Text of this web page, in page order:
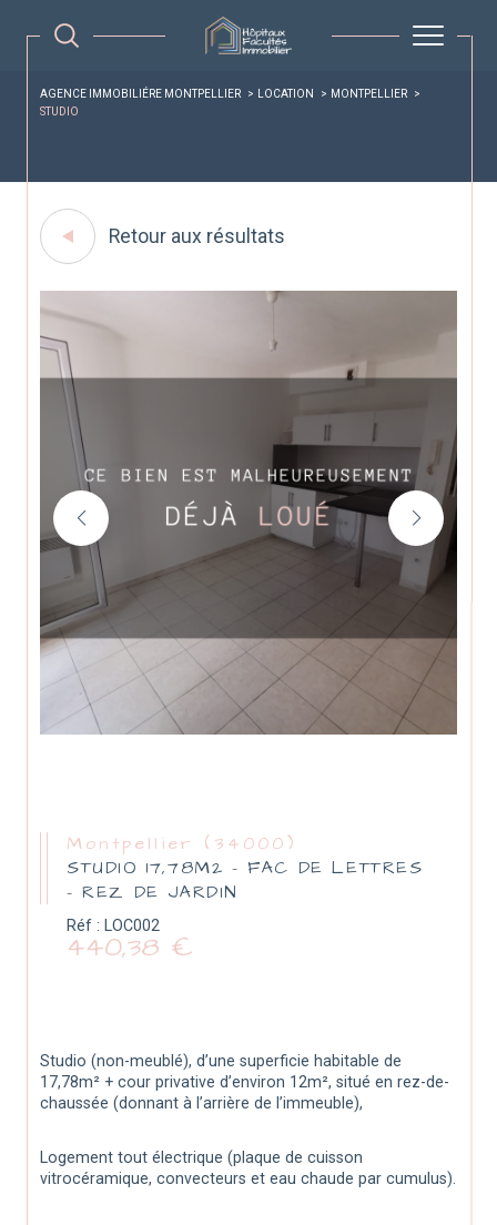
AGENCE IMMOBILIÉRE MONTPELLIER LOCATION
MONTPELLIER
STUDIO
Retour aux résultats
Montpellier (34000)
STUDIO 17,78M2 – FAC DE LETTRES
– REZ DE JARDIN
Réf : LOC002
440,38 €
Studio (non-meublé), d’une superficie habitable de
17,78m² + cour privative d’environ 12m², situé en rez-de-
chaussée (donnant à l’arrière de l’immeuble),
Logement tout électrique (plaque de cuisson
vitrocéramique, convecteurs et eau chaude par cumulus).